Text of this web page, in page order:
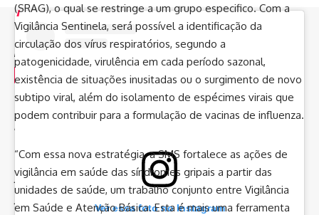
Ver essa foto no Instagram
(SRAG), o qual se restringe a um grupo especifico. Com a
Vigilância Sentinela, será possível a identificação da
circulação dos vírus respiratórios, segundo a
patogenicidade, virulência em cada período sazonal,
existência de situações inusitadas ou o surgimento de novo
subtipo viral, além do isolamento de espécimes virais que
podem contribuir para a formulação de vacinas de influenza.
“Com essa nova estratégia, a SMS fortalece as ações de
vigilância em saúde das síndromes gripais a partir das
unidades de saúde, um trabalho conjunto entre Vigilância
em Saúde e Atenção Básica. Esta é mais uma ferramenta
//
I nfluenciamos mais de 8 mil pessoas todos os dias e somos
o canal de notícias que mais cresce na Bahia
Arquivos
agosto 2026
julho 2026